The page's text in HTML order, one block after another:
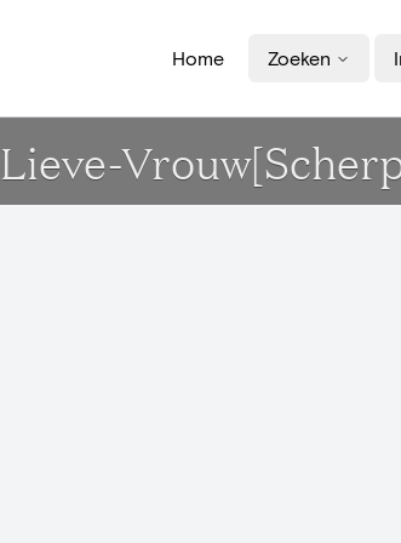
Home Zoeken